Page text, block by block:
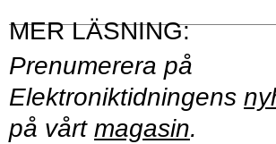
Prenumerera på
Elektroniktidningens
på vårt magasin.